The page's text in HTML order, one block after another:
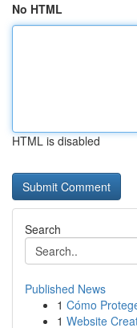
No HTML
HTML is disabled
Search
Published News
1 Cómo
1 Website